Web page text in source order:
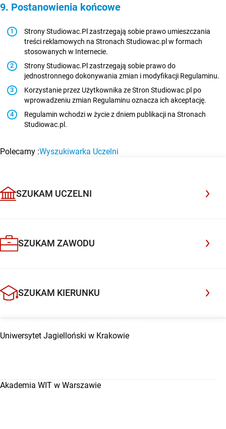
9. Postanowienia końcowe
Strony Studiowac.Pl zastrzegają sobie prawo umieszczania
treści reklamowych na Stronach Studiowac.pl w formach
stosowanych w Internecie.
Strony Studiowac.Pl zastrzegają sobie prawo do
jednostronnego dokonywania zmian i modyfikacji Regulaminu.
Korzystanie przez Użytkownika ze Stron Studiowac.pl po
wprowadzeniu zmian Regulaminu oznacza ich akceptację.
Regulamin wchodzi w życie z dniem publikacji na Stronach
Studiowac.pl.
Polecamy :Wyszukiwarka Uczelni
przyszłości
SZUKAM UCZELNI
SZUKAM ZAWODU
SZUKAM KIERUNKU
Uniwersytet Jagielloński w Krakowie
Akademia WIT w Warszawie